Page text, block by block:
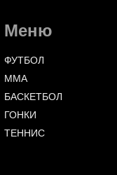
Меню
ФУТБОЛ
ММА
БАСКЕТБОЛ
ГОНКИ
ТЕННИС